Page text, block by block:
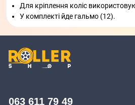
Для кріплення коліс
У комплекті йде гальмо (12).
063 611 79 49